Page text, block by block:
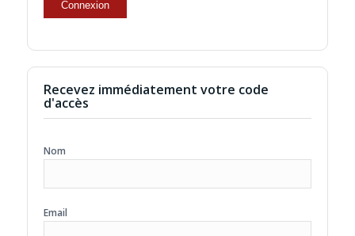
Recevez immédiatement votre code
d'accès
Nom
Email